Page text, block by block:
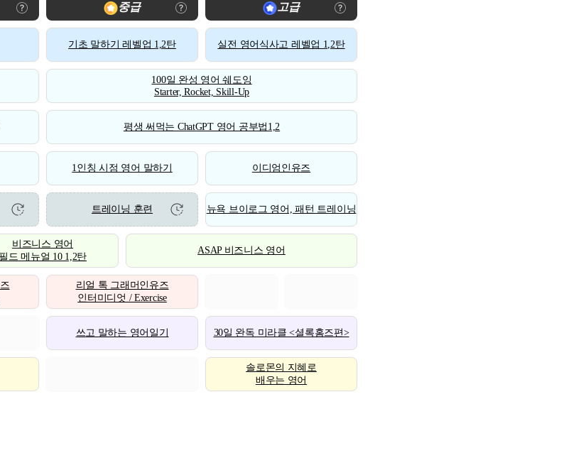
중급 고급
기초 말하기 레벨업 1,2탄 실전 영어식사고 레벨업 1,2탄
100일 완성 영어 쉐도잉
Starter, Rocket, Skill-Up
평생 써먹는 ChatGPT 영어 공부법1,2
1인칭 시점 영어 말하기 이디엄인유즈
트레이닝 훈련 뉴욕 브이로그 영어, 패턴 트레이닝
비즈니스 영어
필드 메뉴얼 10 1,2탄
ASAP 비즈니스 영어
리얼 톡 그래머인유즈
인터미디엇 / Exercise
쓰고 말하는 영어일기 30일 완독 미라클 <셜록홈즈편>
솔로몬의 지혜로
배우는 영어